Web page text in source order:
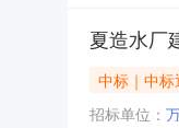
夏造水厂
中标｜中标
招标单位：